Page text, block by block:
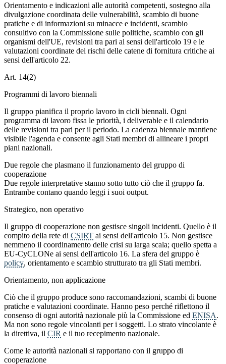
Orientamento e indicazioni alle autorità competenti, sostegno alla
divulgazione coordinata delle vulnerabilità, scambio di buone
pratiche e di informazioni su minacce e incidenti, scambio
consultivo con la Commissione sulle politiche, scambio con gli
organismi dell'UE, revisioni tra pari ai sensi dell'articolo 19 e le
valutazioni coordinate dei rischi delle catene di fornitura critiche ai
sensi dell'articolo 22.
Art. 14(2)
Programmi di lavoro biennali
Il gruppo pianifica il proprio lavoro in cicli biennali. Ogni
programma di lavoro fissa le priorità, i deliverable e il calendario
delle revisioni tra pari per il periodo. La cadenza biennale mantiene
visibile l'agenda e consente agli Stati membri di allineare i propri
piani nazionali.
Due regole che plasmano il funzionamento del gruppo di
cooperazione
Due regole interpretative stanno sotto tutto ciò che il gruppo fa.
Entrambe contano quando leggi i suoi output.
Strategico, non operativo
Il gruppo di cooperazione non gestisce singoli incidenti. Quello è il
compito della rete di CSIRT ai sensi dell'articolo 15. Non gestisce
nemmeno il coordinamento delle crisi su larga scala; quello spetta a
EU-CyCLONe ai sensi dell'articolo 16. La sfera del gruppo è
policy, orientamento e scambio strutturato tra gli Stati membri.
Orientamento, non applicazione
Ciò che il gruppo produce sono raccomandazioni, scambi di buone
pratiche e valutazioni coordinate. Hanno peso perché riflettono il
consenso di ogni autorità nazionale più la Commissione ed ENISA.
Ma non sono regole vincolanti per i soggetti. Lo strato vincolante è
la direttiva, il CIR e il tuo recepimento nazionale.
Come le autorità nazionali si rapportano con il gruppo di
cooperazione